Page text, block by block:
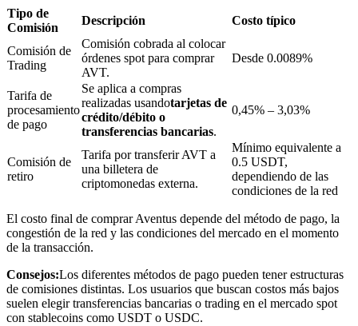
Inversiones exclusivas para titulares de BTR
Préstamos
Tipo de
Comisión
Descripción Costo típico
Comisión de
Trading
Comisión cobrada al colocar
órdenes spot para comprar
AVT.
Desde 0.0089%
Tarifa de
procesamiento
de pago
Se aplica a compras
realizadas usandotarjetas de
crédito/débito o
transferencias bancarias.
0,45% – 3,03%
Comisión de
retiro
Tarifa por transferir AVT a
una billetera de
criptomonedas externa.
Mínimo equivalente a
0.5 USDT,
dependiendo de las
condiciones de la red
El costo final de comprar Aventus depende del método de pago, la
congestión de la red y las condiciones del mercado en el momento
de la transacción.
Consejos:Los diferentes métodos de pago pueden tener estructuras
de comisiones distintas. Los usuarios que buscan costos más bajos
suelen elegir transferencias bancarias o trading en el mercado spot
con stablecoins como USDT o USDC.